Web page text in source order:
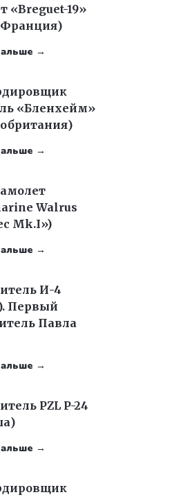
«Breguet-19»
→
«Бленхейм»
→
Walrus
Mk.I»)
→
И-4
Первый
Павла
→
PZL P-24
→